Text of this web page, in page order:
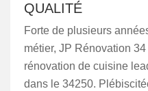
QUALITÉ
Forte de plusieurs
métier, JP Rénovation
rénovation de cuisine
dans le 34250.